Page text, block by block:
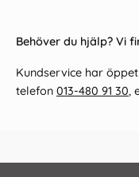
Behöver du hjälp? Vi
Kundservice har
telefon 013-480 91 30,